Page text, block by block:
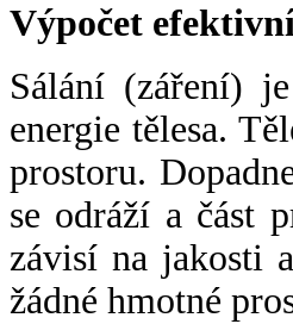
Výpočet
Sálání (záření)
energie tělesa.
prostoru.
se odráží a část
závisí na jakosti
žádné hmotné